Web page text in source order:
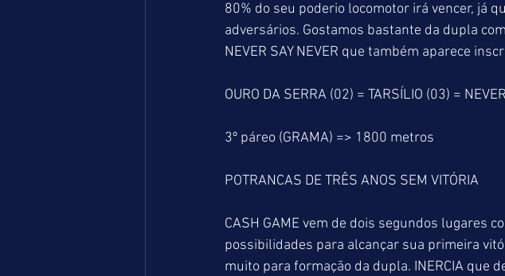
80% do seu poderio locomotor irá vencer, já
adversários. Gostamos bastante da dupla
NEVER SAY NEVER que também aparece
OURO DA SERRA (02) = TARSÍLIO (03) =
3º páreo (GRAMA) => 1800 metros
POTRANCAS DE TRÊS ANOS SEM VITÓRIA
CASH GAME vem de dois segundos lugares
possibilidades para alcançar sua primeira
muito para formação da dupla. INERCIA que